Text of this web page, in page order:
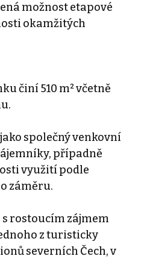
možnost etapové
okamžitých
činí 510 m² včetně
společný venkovní
případně
využití podle
záměru.
rostoucím zájmem
z turisticky
severních Čech, v